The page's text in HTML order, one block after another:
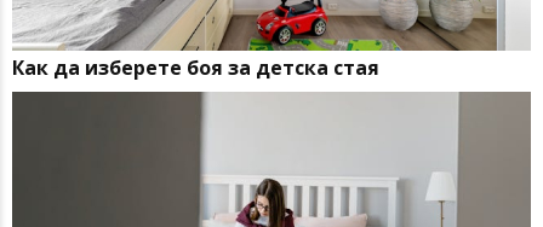
Как да изберете боя за детска стая